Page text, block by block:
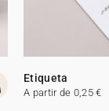
Etiqueta
A partir de 0,25 €